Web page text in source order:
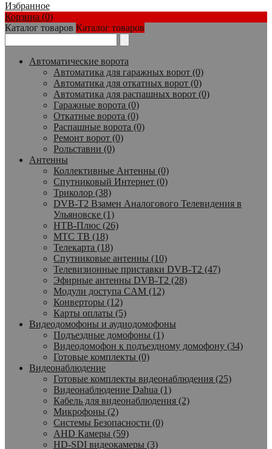
Избранное
Корзина (0)
Каталог товаров Каталог товаров
Автоматические ворота
Автоматика для гаражных ворот (0)
Автоматика для откатных ворот (0)
Автоматика для распашных ворот (0)
Гаражные ворота (0)
Откатные ворота (0)
Распашные ворота (0)
Ремонт ворот (0)
Рольставни (0)
Антенны
Коллективные Антенны (0)
Спутниковый Интернет (0)
Триколор (38)
DVB-T2 Взамен Аналогового Телевидения в
Ульяновске (1)
НТВ-Плюс (26)
МТС ТВ (18)
Телекарта (18)
Спутниковые антенны (10)
Телевизионные приставки DVB-T2 (47)
Эфирные антенны DVB-T2 (28)
Модули доступа CAM (12)
Конверторы (12)
Карты оплаты (5)
Видеодомофоны и аудиодомофоны
Подъездные домофоны (1)
Видеодомофон к подъездному домофону (34)
Готовые комплекты (0)
Видеонаблюдение
Готовые комплекты видеонаблюдения (25)
Видеонаблюдение Dahua (1)
Кабель для видеонаблюдения (2)
Микрофоны (2)
Системы Безопасности (0)
AHD Камеры (59)
HD-SDI видеокамеры (3)